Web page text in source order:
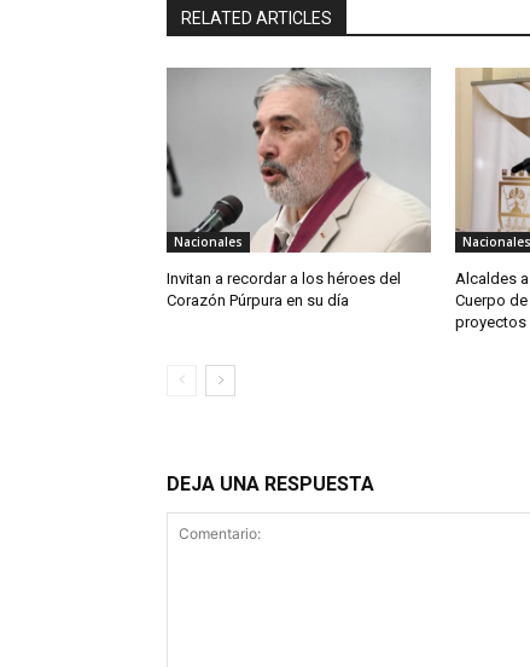
RELATED ARTICLES
Nacionales
Invitan a recordar a los héroes del
Corazón Púrpura en su día
Nacionales
Alcaldes
Cuerpo
proyectos
DEJA UNA RESPUESTA